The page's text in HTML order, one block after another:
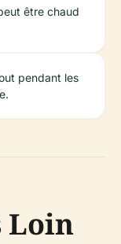
être chaud
pendant les
Loin